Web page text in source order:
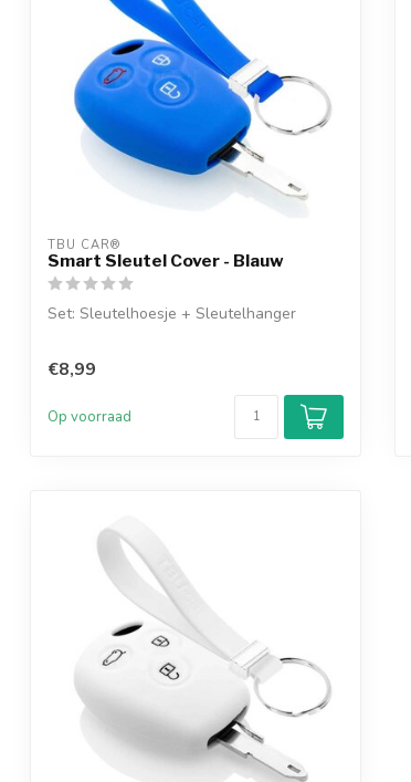
TBU CAR®
Smart Sleutel Cover - Blauw
Set: Sleutelhoesje + Sleutelhanger
€8,99
Op voorraad